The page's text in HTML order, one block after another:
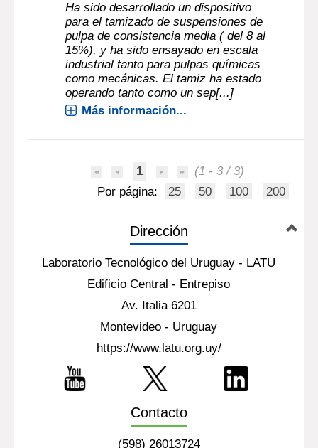
Ha sido desarrollado un dispositivo
para el tamizado de suspensiones de
pulpa de consistencia media ( del 8 al
15%), y ha sido ensayado en escala
industrial tanto para pulpas químicas
como mecánicas. El tamiz ha estado
operando tanto como un sep[...]
Más información...
1
(1 - 3 / 3)
Por página:
25 50 100 200
Dirección
Laboratorio Tecnológico del Uruguay - LATU
Edificio Central - Entrepiso
Av. Italia 6201
Montevideo - Uruguay
https://www.latu.org.uy/
Contacto
(598) 26013724